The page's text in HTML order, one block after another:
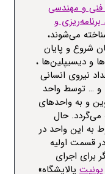
مهندسی
و
می‌شوند،
و پایان
،
انسانی
واحد
به واحدهای
حال
این واحد در
اولیه
اجرای
پالایشگاه»